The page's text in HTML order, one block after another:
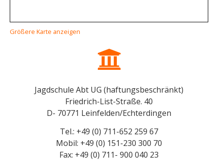
Größere Karte anzeigen
Jagdschule Abt UG (haftungsbeschränkt)
Friedrich-List-Straße. 40
D- 70771 Leinfelden/Echterdingen
Tel.: +49 (0) 711-652 259 67
Mobil: +49 (0) 151-230 300 70
Fax: +49 (0) 711- 900 040 23